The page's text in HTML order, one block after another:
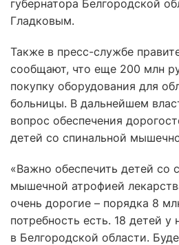
губернатора Белгородской
Гладковым.
Также в пресс-службе
сообщают, что еще 200 млн
покупку оборудования для
больницы. В дальнейшем
вопрос обеспечения
детей со спинальной
«Важно обеспечить детей со
мышечной атрофией
очень дорогие – порядка 8
потребность есть. 18 детей у
в Белгородской области.